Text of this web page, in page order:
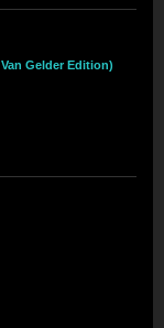
Gelder Edition)